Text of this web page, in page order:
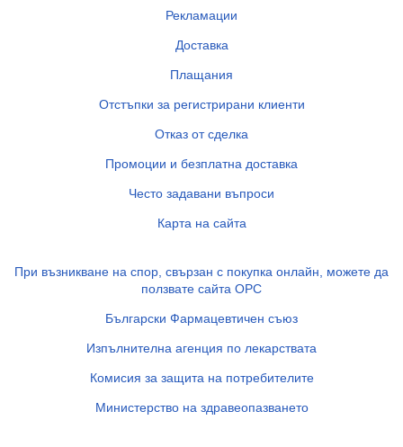
Рекламации
Доставка
Плащания
Отстъпки за регистрирани клиенти
Отказ от сделка
Промоции и безплатна доставка
Често задавани въпроси
Карта на сайта
При възникване на спор, свързан с покупка онлайн, можете да
ползвате сайта ОРС
Български Фармацевтичен съюз
Изпълнителна агенция по лекарствата
Комисия за защита на потребителите
Министерство на здравеопазването